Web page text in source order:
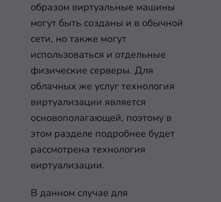
образом виртуальные машины
могут быть созданы и в обычной
сети, но также могут
использоваться и отдельные
физические серверы. Для
облачных же услуг технология
виртуализации является
основополагающей, поэтому в
этом разделе подробнее будет
рассмотрена технология
виртуализации.
В данном случае для